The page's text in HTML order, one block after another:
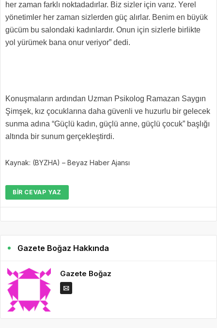
her zaman farklı noktadadırlar. Biz sizler için varız. Yerel
yönetimler her zaman sizlerden güç alırlar. Benim en büyük
gücüm bu salondaki kadınlardır. Onun için sizlerle birlikte
yol yürümek bana onur veriyor” dedi.
Konuşmaların ardından Uzman Psikolog Ramazan Saygın
Şimşek, kız çocuklarına daha güvenli ve huzurlu bir gelecek
sunma adına “Güçlü kadın, güçlü anne, güçlü çocuk” başlığı
altında bir sunum gerçekleştirdi.
Kaynak: (BYZHA) – Beyaz Haber Ajansı
BIR CEVAP YAZ
Gazete Boğaz Hakkında
Gazete Boğaz